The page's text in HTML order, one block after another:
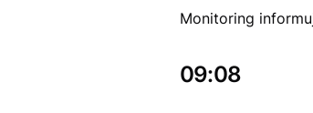
Monitoring
09:08